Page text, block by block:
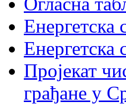
Енергетска
Енергетска
Пројекат
грађане у